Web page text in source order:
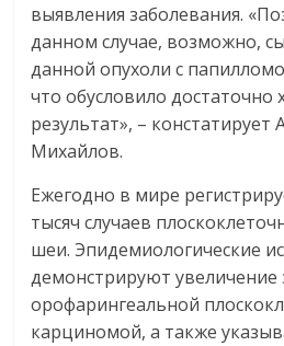
выявления заболевания.
данном случае, возможно,
данной опухоли с
что обусловило достаточно
результат», – констатирует
Михайлов.
Ежегодно в мире
тысяч случаев
шеи. Эпидемиологические
демонстрируют увеличение
орофарингеальной
карциномой, а также